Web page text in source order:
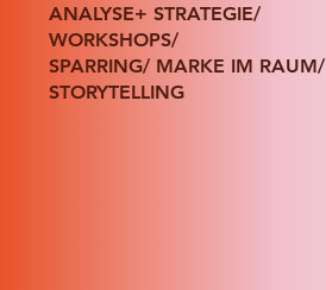
ANALYSE+ STRATEGIE/
WORKSHOPS/
SPARRING/ MARKE IM RAUM/
STORYTELLING